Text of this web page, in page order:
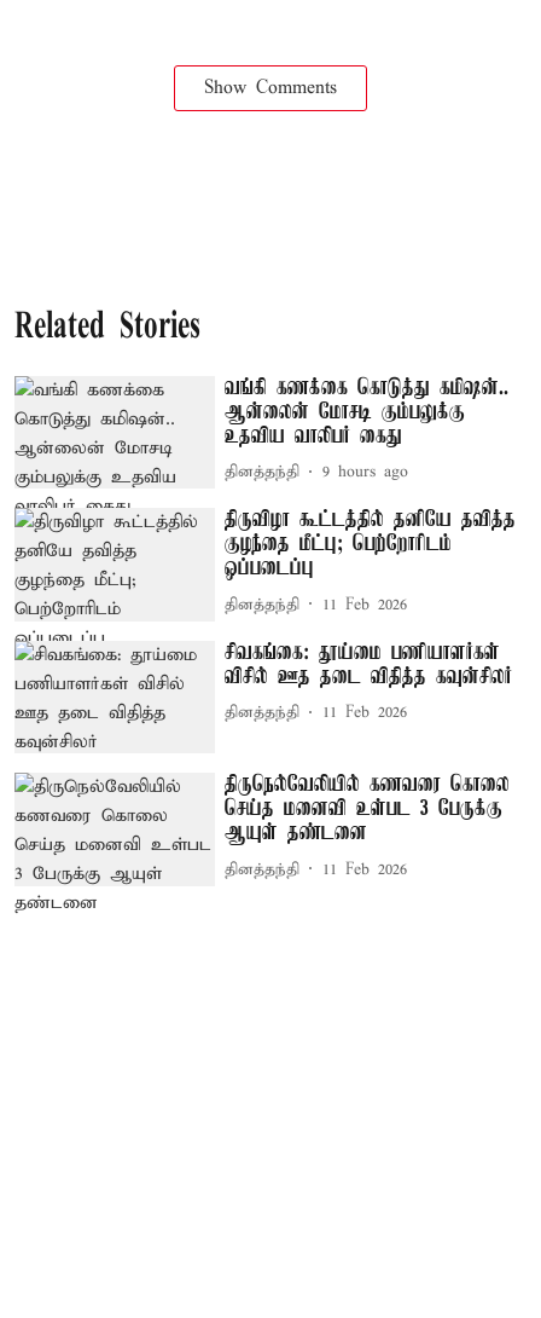
Show Comments
Related Stories
வங்கி கணக்கை கொடுத்து கமிஷன்..
ஆன்லைன் மோசடி கும்பலுக்கு
உதவிய வாலிபர் கைது
தினத்தந்தி 9 hours ago
திருவிழா கூட்டத்தில் தனியே தவித்த
குழந்தை மீட்பு; பெற்றோரிடம்
ஒப்படைப்பு
தினத்தந்தி 11 Feb 2026
சிவகங்கை: தூய்மை பணியாளர்கள்
விசில் ஊத தடை விதித்த கவுன்சிலர்
தினத்தந்தி 11 Feb 2026
திருநெல்வேலியில் கணவரை கொலை
செய்த மனைவி உள்பட 3 பேருக்கு
ஆயுள் தண்டனை
தினத்தந்தி 11 Feb 2026